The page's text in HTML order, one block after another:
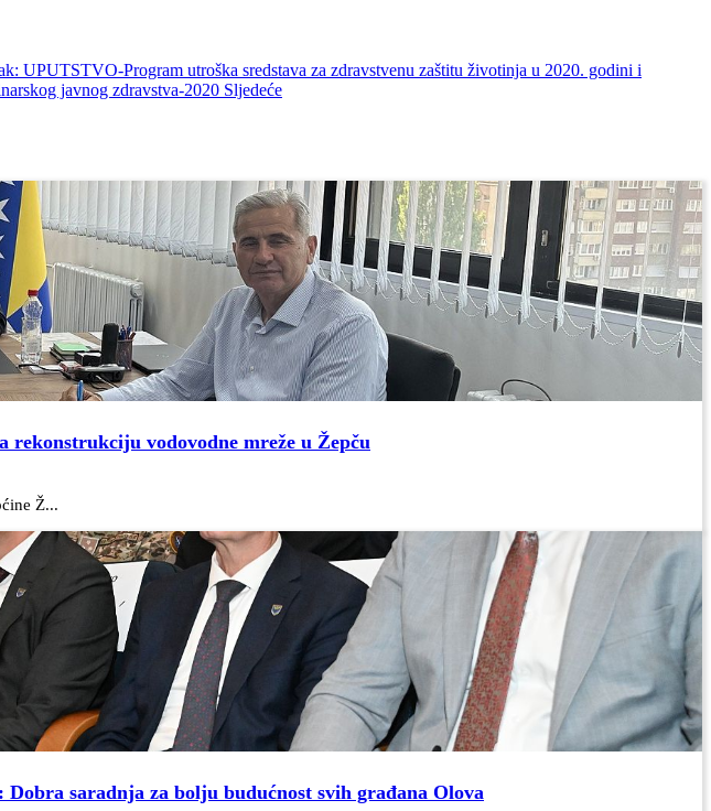
UPUTSTVO-Program utroška sredstava za zdravstvenu zaštitu životinja u 2020. godini i
javnog zdravstva-2020 Sljedeće
vodovodne mreže u Žepču
Ž...
saradnja za bolju budućnost svih građana Olova